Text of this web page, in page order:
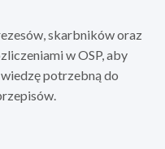
skarbników oraz
w OSP, aby
potrzebną do